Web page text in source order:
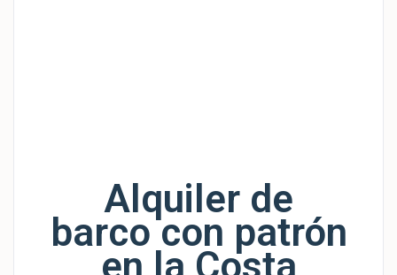
Alquiler de
barco con patrón